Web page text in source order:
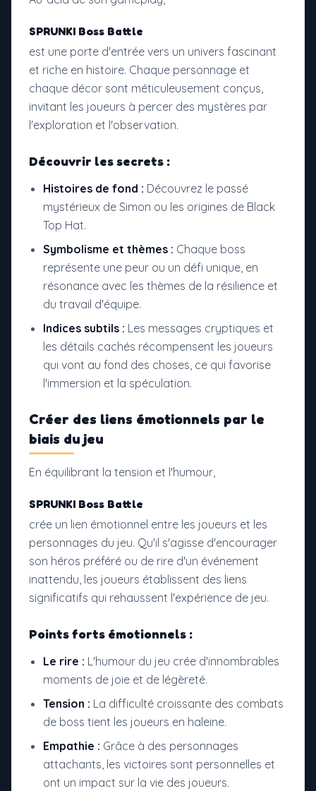
SPRUNKI Boss Battle
est une porte d'entrée vers un univers fascinant
et riche en histoire. Chaque personnage et
chaque décor sont méticuleusement conçus,
invitant les joueurs à percer des mystères par
l'exploration et l'observation.
Découvrir les secrets :
Histoires de fond : Découvrez le passé
mystérieux de Simon ou les origines de Black
Top Hat.
Symbolisme et thèmes : Chaque boss
représente une peur ou un défi unique, en
résonance avec les thèmes de la résilience et
du travail d'équipe.
Indices subtils : Les messages cryptiques et
les détails cachés récompensent les joueurs
qui vont au fond des choses, ce qui favorise
l'immersion et la spéculation.
Créer des liens émotionnels par le
biais du jeu
En équilibrant la tension et l'humour,
SPRUNKI Boss Battle
crée un lien émotionnel entre les joueurs et les
personnages du jeu. Qu'il s'agisse d'encourager
son héros préféré ou de rire d'un événement
inattendu, les joueurs établissent des liens
significatifs qui rehaussent l'expérience de jeu.
Points forts émotionnels :
Le rire : L'humour du jeu crée d'innombrables
moments de joie et de légèreté.
Tension : La difficulté croissante des combats
de boss tient les joueurs en haleine.
Empathie : Grâce à des personnages
attachants, les victoires sont personnelles et
ont un impact sur la vie des joueurs.